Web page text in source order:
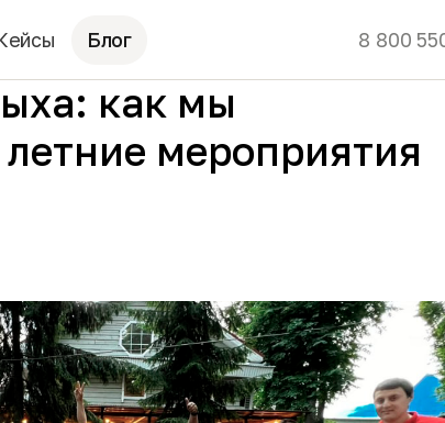
Блог 8 800
как мы
летние мероприятия